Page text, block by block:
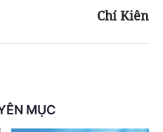
Chí Kiên
MỤC